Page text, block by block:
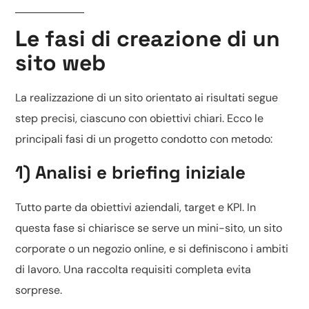
Le fasi di creazione di un
sito web
La realizzazione di un sito orientato ai risultati segue
step precisi, ciascuno con obiettivi chiari. Ecco le
principali fasi di un progetto condotto con metodo:
1) Analisi e briefing iniziale
Tutto parte da obiettivi aziendali, target e KPI. In
questa fase si chiarisce se serve un mini-sito, un sito
corporate o un negozio online, e si definiscono i ambiti
di lavoro. Una raccolta requisiti completa evita
sorprese.